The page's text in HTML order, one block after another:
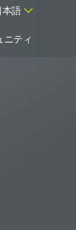
本語
ニティ